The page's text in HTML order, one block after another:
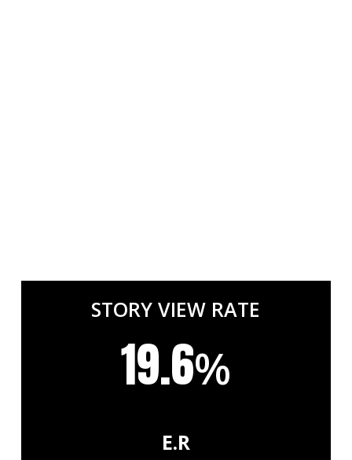
STORY VIEW RATE
19.6%
E.R